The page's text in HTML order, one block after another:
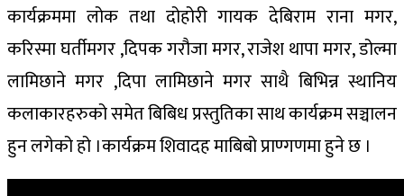
कार्यक्रममा लोक तथा दोहोरी गायक देबिराम राना मगर,
करिस्मा घर्तीमगर ,दिपक गरौजा मगर, राजेश थापा मगर, डोल्मा
लामिछाने मगर ,दिपा लामिछाने मगर साथै बिभिन्न स्थानिय
कलाकारहरुको समेत बिबिध प्रस्तुतिका साथ कार्यक्रम सञ्चालन
हुन लगेको हो ।कार्यक्रम शिवादह माबिबो प्राण्गणमा हुने छ ।